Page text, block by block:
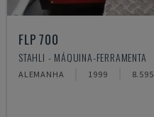
FLP 700
STAHLI - MÁQUINA-FERRAMENTA
ALEMANHA 1999